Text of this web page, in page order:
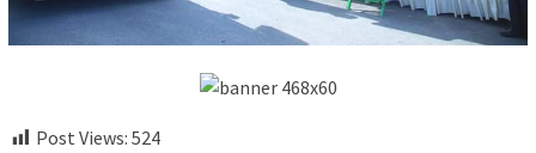
Post Views: 524